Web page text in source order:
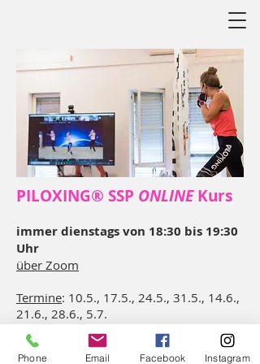
PILOXING® SSP ONLINEKurs
immer dienstags von 18:30 bis 19:30
Uhr
über Zoom
Termine: 10.5., 17.5., 24.5., 31.5., 14.6.,
21.6., 28.6., 5.7.
Phone Email Facebook Instagram